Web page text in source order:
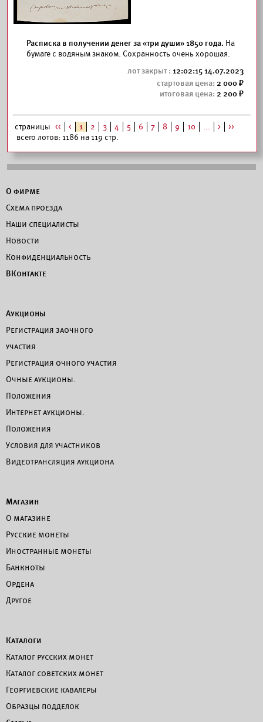
Расписка в получении денег за «три души» 1850 года. На
бумаге с водяным знаком. Сохранность очень хорошая.
12:02:15 14.07.2023
2 000
2 200
страницы << < 1 2 3 4 5 6 7 8 9 10 ... >
>>
всего лотов: 1186 на 119 стр.
О фирме
Схема проезда
Наши специалисты
Новости
Конфиденциальность
ВКонтакте
Аукционы
Регистрация заочного
участия
Регистрация очного участия
Очные аукционы.
Положения
Интернет аукционы.
Положения
Условия для участников
Видеотрансляция аукциона
Магазин
О магазине
Русские монеты
Иностранные монеты
Банкноты
Ордена
Другое
Каталоги
Каталог русских монет
Каталог советских монет
Георгиевские кавалеры
Образцы подделок